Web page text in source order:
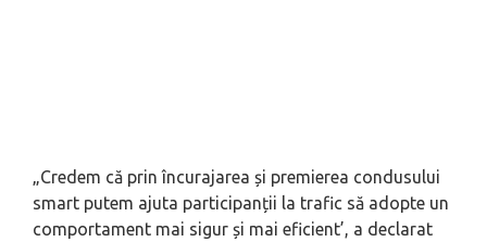
„Credem că prin încurajarea și premierea condusului
smart putem ajuta participanții la trafic să adopte un
comportament mai sigur și mai eficient’, a declarat